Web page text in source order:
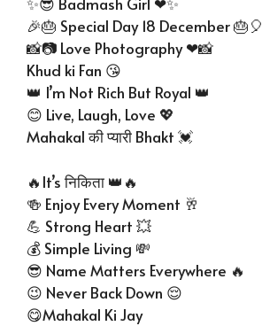
🎉🎂 Special Day 18 December 🎂🎈
📸📷 Love Photography ❤📸
Khud ki Fan 😘
👑 I’m Not Rich But Royal 👑
😊 Live, Laugh, Love 💖
Mahakal की प्यारी Bhakt 💓
🔥It’s निकिता 👑🔥
🍻 Enjoy Every Moment 🥂
💪 Strong Heart 💥
💰 Simple Living 💸
😎 Name Matters Everywhere 🔥
😉 Never Back Down 😌
😋Mahakal Ki Jay